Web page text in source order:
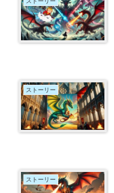
ストーリー
ストーリー